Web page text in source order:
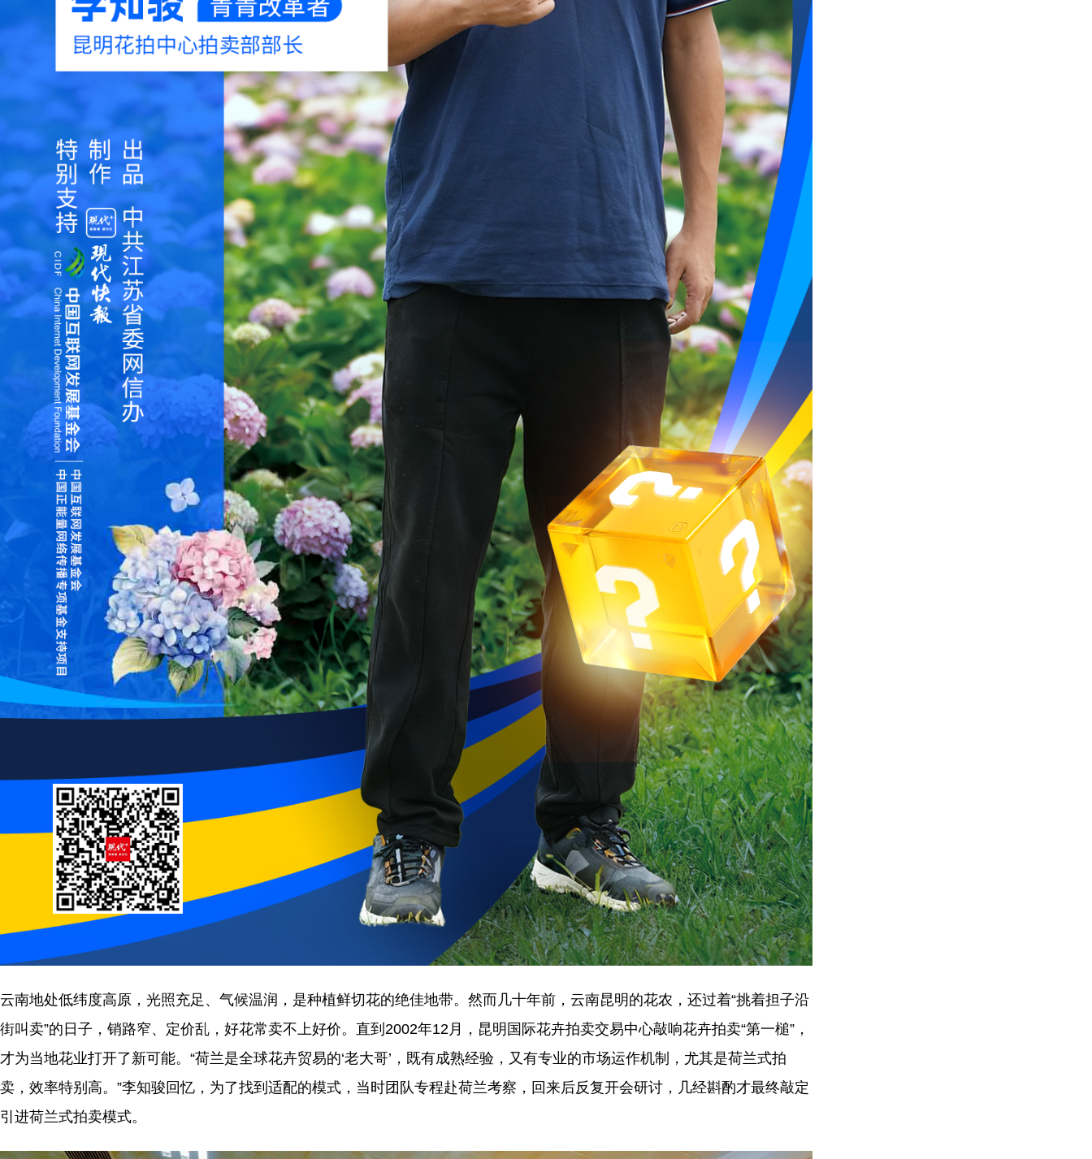
云南地处低纬度高原，光照充足、气候温润，是种植鲜切花的绝佳地带。然而几十年前，云南昆明的花农，还过着“挑着担子沿
街叫卖”的日子，销路窄、定价乱，好花常卖不上好价。直到2002年12月，昆明国际花卉拍卖交易中心敲响花卉拍卖“第一槌”，
才为当地花业打开了新可能。“荷兰是全球花卉贸易的‘老大哥’，既有成熟经验，又有专业的市场运作机制，尤其是荷兰式拍
卖，效率特别高。”李知骏回忆，为了找到适配的模式，当时团队专程赴荷兰考察，回来后反复开会研讨，几经斟酌才最终敲定
引进荷兰式拍卖模式。